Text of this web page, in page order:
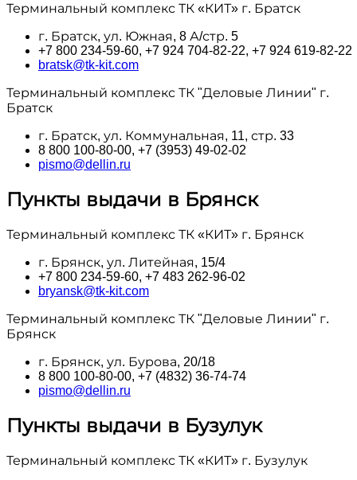
Терминальный комплекс ТК «КИТ» г. Братск
г. Братск, ул. Южная, 8 А/стр. 5
+7 800 234-59-60, +7 924 704-82-22, +7 924 619-82-22
bratsk@tk-kit.com
Терминальный комплекс ТК "Деловые Линии" г.
Братск
г. Братск, ул. Коммунальная, 11, стр. 33
8 800 100‑80-00, +7 (3953) 49-02-02
pismo@dellin.ru
Пункты выдачи в Брянск
Терминальный комплекс ТК «КИТ» г. Брянск
г. Брянск, ул. Литейная, 15/4
+7 800 234-59-60, +7 483 262-96-02
bryansk@tk-kit.com
Терминальный комплекс ТК "Деловые Линии" г.
Брянск
г. Брянск, ул. Бурова, 20/18
8 800 100‑80-00, +7 (4832) 36-74-74
pismo@dellin.ru
Пункты выдачи в Бузулук
Терминальный комплекс ТК «КИТ» г. Бузулук